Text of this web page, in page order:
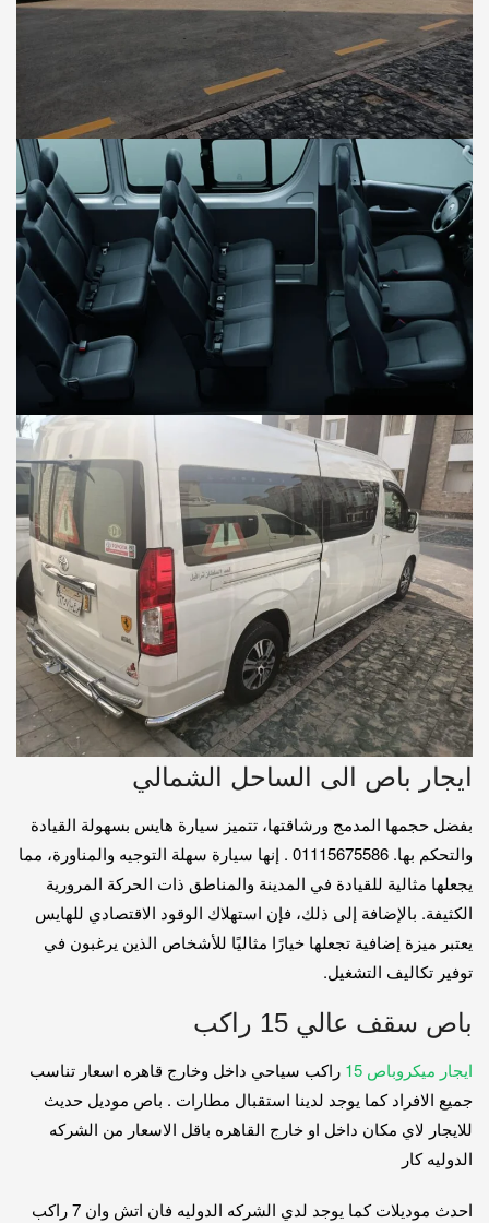
ايجار باص الى الساحل الشمالي
بفضل حجمها المدمج ورشاقتها، تتميز سيارة هايس بسهولة القيادة
والتحكم بها. 01115675586 . إنها سيارة سهلة التوجيه والمناورة، مما
يجعلها مثالية للقيادة في المدينة والمناطق ذات الحركة المرورية
الكثيفة. بالإضافة إلى ذلك، فإن استهلاك الوقود الاقتصادي للهايس
يعتبر ميزة إضافية تجعلها خيارًا مثاليًا للأشخاص الذين يرغبون في
توفير تكاليف التشغيل.
باص سقف عالي 15 راكب
ايجار ميكروباص 15
راكب سياحي داخل وخارج قاهره اسعار تناسب
جميع الافراد كما يوجد لدينا استقبال مطارات . باص موديل حديث
للايجار لاي مكان داخل او خارج القاهره باقل الاسعار من الشركه
الدوليه كار
احدث موديلات كما يوجد لدي الشركه الدوليه فان اتش وان 7 راكب